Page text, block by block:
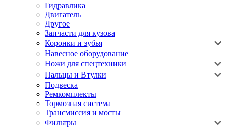
Гидравлика
Двигатель
Другое
Запчасти для кузова
Коронки и зубья
Навесное оборудование
Ножи для спецтехники
Пальцы и Втулки
Подвеска
Ремкомплекты
Тормозная система
Трансмиссия и мосты
Фильтры